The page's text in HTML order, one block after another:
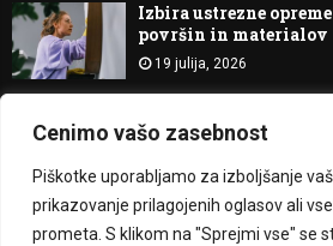
Cenimo vašo zasebnost
Piškotke uporabljamo za izboljšanje
prikazovanje prilagojenih oglasov ali
prometa. S klikom na "Sprejmi vse" se
Izbira ustrezne
površin in materialov
19 julija, 2026
O nas Kontakt